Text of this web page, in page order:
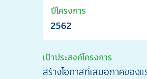
ปีโครงการ
2562
เป้าประสงค์โครงการ
สร้างโอกาสที่เสมอภาคของ